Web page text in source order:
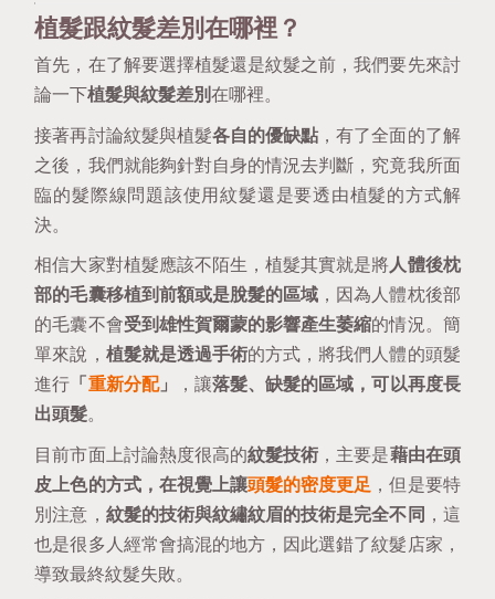
植髮跟紋髮差別在哪裡？
首先，在了解要選擇植髮還是紋髮之前，我們要先來討
論一下植髮與紋髮差別在哪裡。
接著再討論紋髮與植髮各自的優缺點 ，有了全面的了解
之後，我們就能夠針對自身的情況去判斷，究竟我所面
臨的髮際線問題該使用紋髮還是要透由植髮的方式解
決。
相信大家對植髮應該不陌生，植髮其實就是將人體後枕
部的毛囊移植到前額或是脫髮的區域 ，因為人體枕後部
的毛囊不會受到雄性賀爾蒙的影響產生萎縮的情況。簡
單來說， 植髮就是透過手術的方式，將我們人體的頭髮
進行 「 重新分配」 ，讓落髮、缺髮的區域，可以再度長
出頭髮。
目前市面上討論熱度很高的紋髮技術 ，主要是藉由在頭
皮上色的方式，在視覺上讓頭髮的密度更足 ，但是要特
別注意， 紋髮的技術與紋繡紋眉的技術是完全不同 ，這
也是很多人經常會搞混的地方，因此選錯了紋髮店家，
導致最終紋髮失敗。